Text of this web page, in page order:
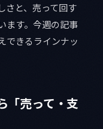
さと、売って回す
ます。今週の記事
できるラインナッ
「売って・支